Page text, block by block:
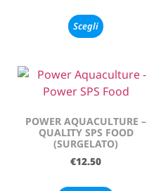
Scegli
POWER AQUACULTURE –
QUALITY SPS FOOD
(SURGELATO)
€12.50